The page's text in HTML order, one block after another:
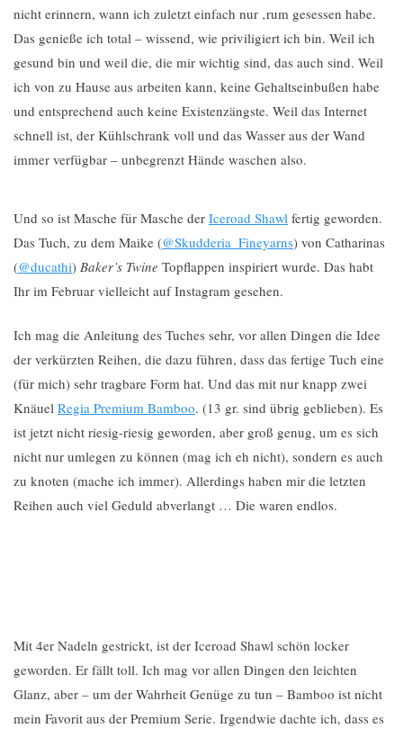
nicht erinnern, wann ich zuletzt einfach nur ‚rum gesessen habe.
Das genieße ich total – wissend, wie priviligiert ich bin. Weil ich
gesund bin und weil die, die mir wichtig sind, das auch sind. Weil
ich von zu Hause aus arbeiten kann, keine Gehaltseinbußen habe
und entsprechend auch keine Existenzängste. Weil das Internet
schnell ist, der Kühlschrank voll und das Wasser aus der Wand
immer verfügbar – unbegrenzt Hände waschen also.
Und so ist Masche für Masche der Iceroad Shawl fertig geworden.
Das Tuch, zu dem Maike (@Skudderia_Fineyarns) von Catharinas
(@ducathi) Baker’s Twine Topflappen inspiriert wurde. Das habt
Ihr im Februar vielleicht auf Instagram gesehen.
Ich mag die Anleitung des Tuches sehr, vor allen Dingen die Idee
der verkürzten Reihen, die dazu führen, dass das fertige Tuch eine
(für mich) sehr tragbare Form hat. Und das mit nur knapp zwei
Knäuel Regia Premium Bamboo. (13 gr. sind übrig geblieben). Es
ist jetzt nicht riesig-riesig geworden, aber groß genug, um es sich
nicht nur umlegen zu können (mag ich eh nicht), sondern es auch
zu knoten (mache ich immer). Allerdings haben mir die letzten
Reihen auch viel Geduld abverlangt … Die waren endlos.
Mit 4er Nadeln gestrickt, ist der Iceroad Shawl schön locker
geworden. Er fällt toll. Ich mag vor allen Dingen den leichten
Glanz, aber – um der Wahrheit Genüge zu tun – Bamboo ist nicht
mein Favorit aus der Premium Serie. Irgendwie dachte ich, dass es